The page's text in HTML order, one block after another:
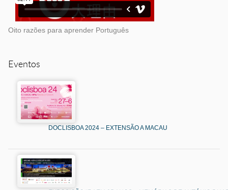
Oito razões para aprender Português
Eventos
DOCLISBOA 2024 – EXTENSÃO A MACAU